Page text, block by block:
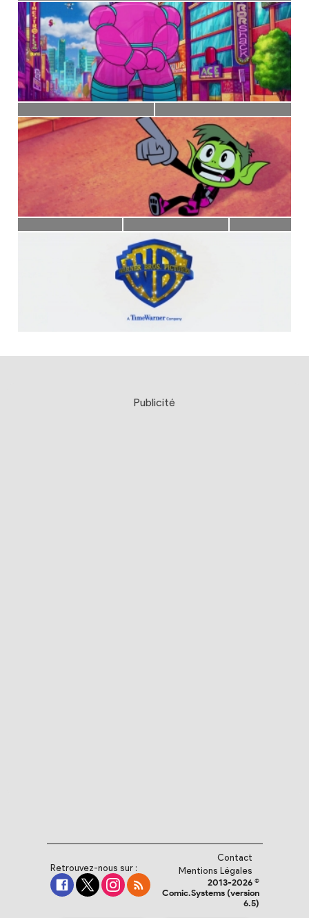
Publicité
Retrouvez-nous sur :
Contact
Mentions Légales
2013-2026 ©
Comic.Systems (version
6.5)